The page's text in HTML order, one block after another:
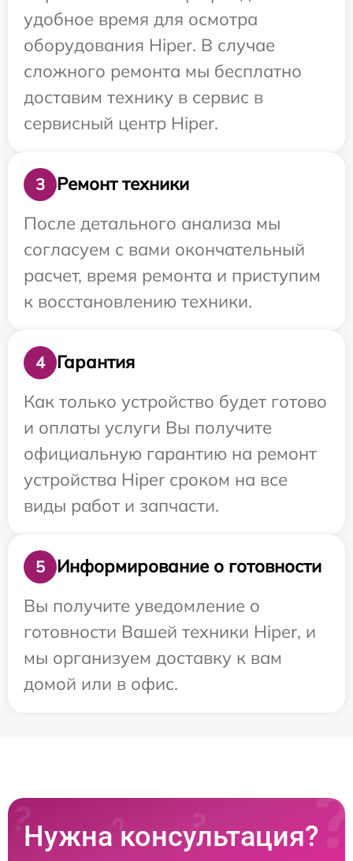
удобное время для осмотра
оборудования Hiper. В случае
сложного ремонта мы бесплатно
доставим технику в сервис в
сервисный центр Hiper.
3
Ремонт техники
После детального анализа мы
согласуем с вами окончательный
расчет, время ремонта и приступим
к восстановлению техники.
4
Гарантия
Как только устройство будет готово
и оплаты услуги Вы получите
официальную гарантию на ремонт
устройства Hiper сроком на все
виды работ и запчасти.
5
Информирование о готовности
Вы получите уведомление о
готовности Вашей техники Hiper, и
мы организуем доставку к вам
домой или в офис.
Нужна консультация?